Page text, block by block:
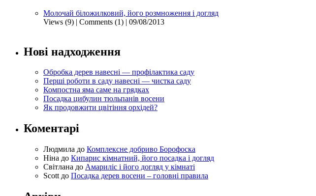
Молочай біложилковий, його розмноження і догляд
Views (9) | Comments (1) | 09/08/2013
Нові надходження
Обробка дерев навесні — профілактика саду
Перші роботи в саду навесні — чистка саду
Компостна яма саме на грядках
Посадка цибулин тюльпанів восени
Як продовжити цвітіння орхідей?
Коментарі
Людмила до Комплексне добриво Борофоска
Ніна до Кипарис кімнатний, його посадка і догляд
Світлана до Амариліс і його догляд у кімнаті
Scott до Посадка дерев восени – головні правила